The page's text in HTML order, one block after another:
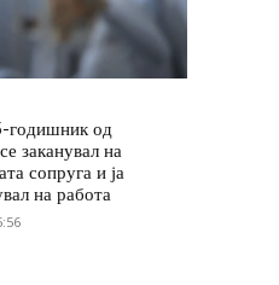
годишник од
заканувал на
сопруга и ја
на работа